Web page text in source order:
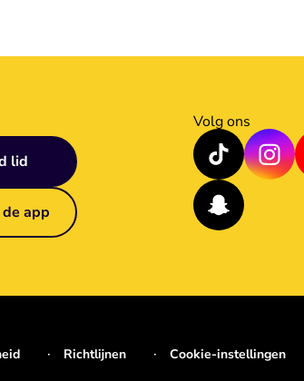
lid
app
Volg ons
Richtlijnen Cookie-instellingen